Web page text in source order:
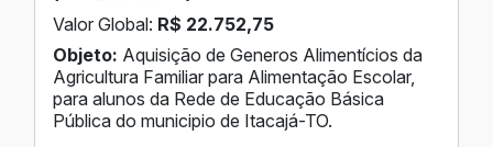
Valor Global: R$ 22.752,75
Objeto: Aquisição de Generos Alimentícios da
Agricultura Familiar para Alimentação Escolar,
para alunos da Rede de Educação Básica
Pública do municipio de Itacajá-TO.